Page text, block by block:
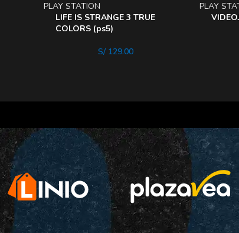
LIFE IS STRANGE 3 TRUE
COLORS (ps5)
PLAY STATION
S/129.00
PLAY